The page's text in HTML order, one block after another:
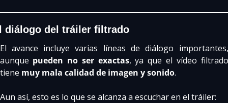
diálogo del tráiler filtrado
El avance incluye varias líneas de diálogo importantes,
aunque pueden no ser exactas, ya que el vídeo filtrado
tiene muy mala calidad de imagen y sonido.
Aun así, esto es lo que se alcanza a escuchar en el tráiler: